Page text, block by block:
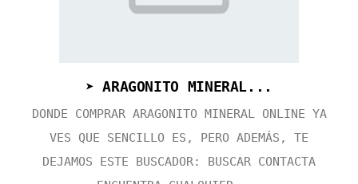
➤ ARAGONITO MINERAL...
DONDE COMPRAR ARAGONITO MINERAL ONLINE YA
VES QUE SENCILLO ES, PERO ADEMÁS, TE
DEJAMOS ESTE BUSCADOR: BUSCAR CONTACTA